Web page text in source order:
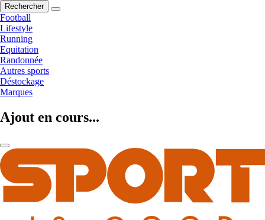
Rechercher
Football
Lifestyle
Running
Equitation
Randonnée
Autres sports
Déstockage
Marques
Ajout en cours...